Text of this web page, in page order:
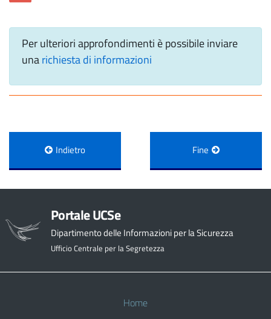
Per ulteriori approfondimenti è possibile inviare
unarichiesta di informazioni
Indietro Fine
Portale UCSe
Dipartimento delle Informazioni per la Sicurezza
Ufficio Centrale per la Segretezza
Home